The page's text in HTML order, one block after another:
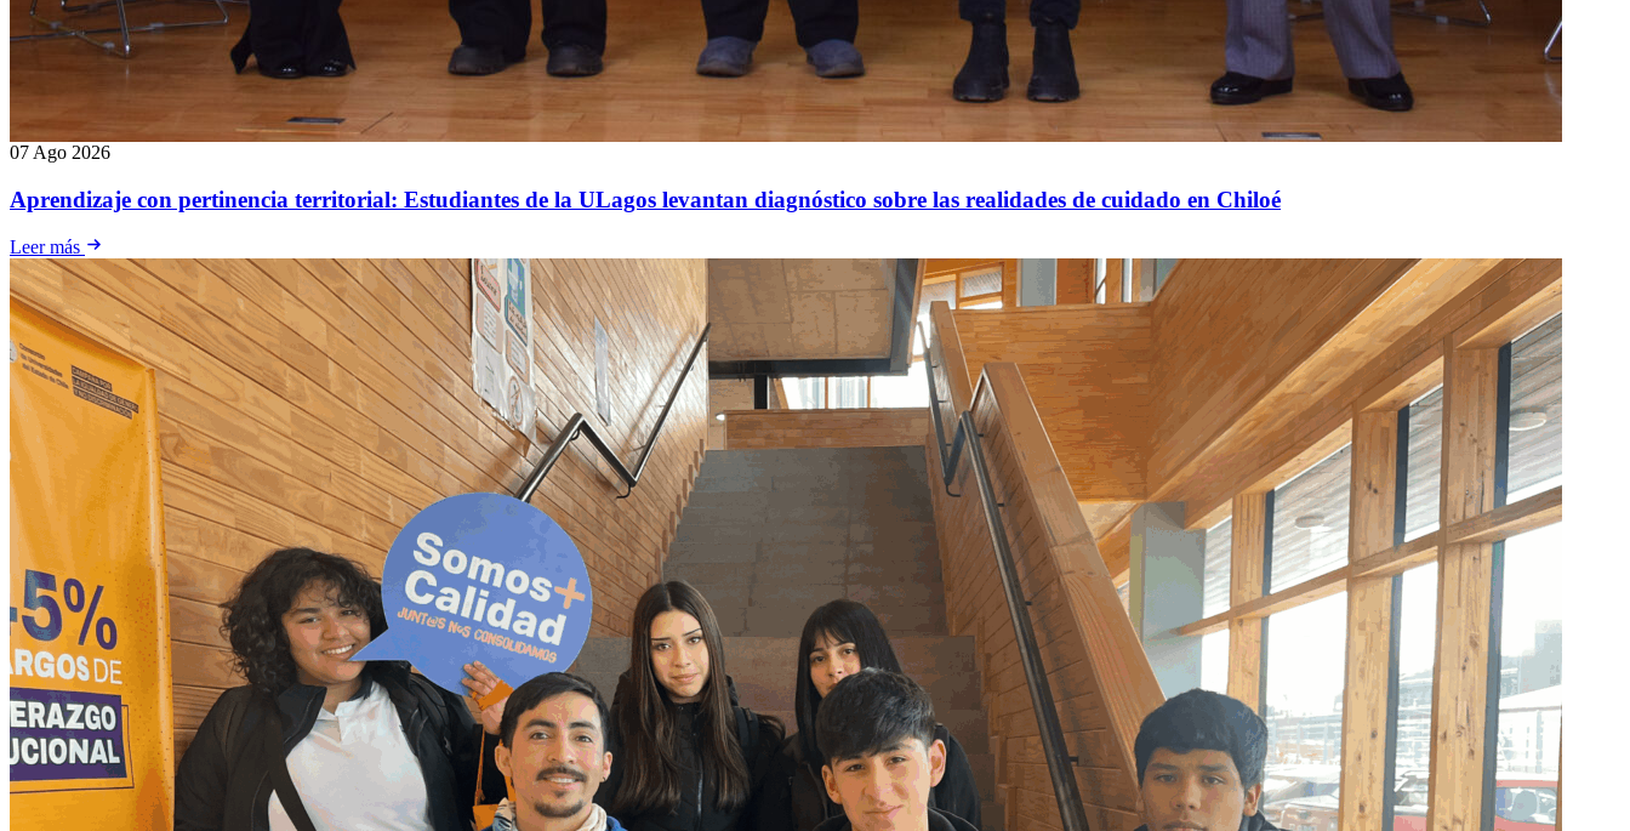
07 Ago 2026
Aprendizaje con pertinencia territorial: Estudiantes de la ULagos levantan diagnóstico sobre las realidades de cuidado en Chiloé
Leer más